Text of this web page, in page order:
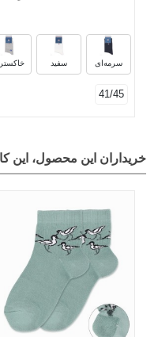
سرمه‌ای سفید
41/45
خریداران این محصول، این